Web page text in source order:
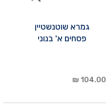
גמרא שוטנשטיין
פסחים א' בנוני
104.00 ₪